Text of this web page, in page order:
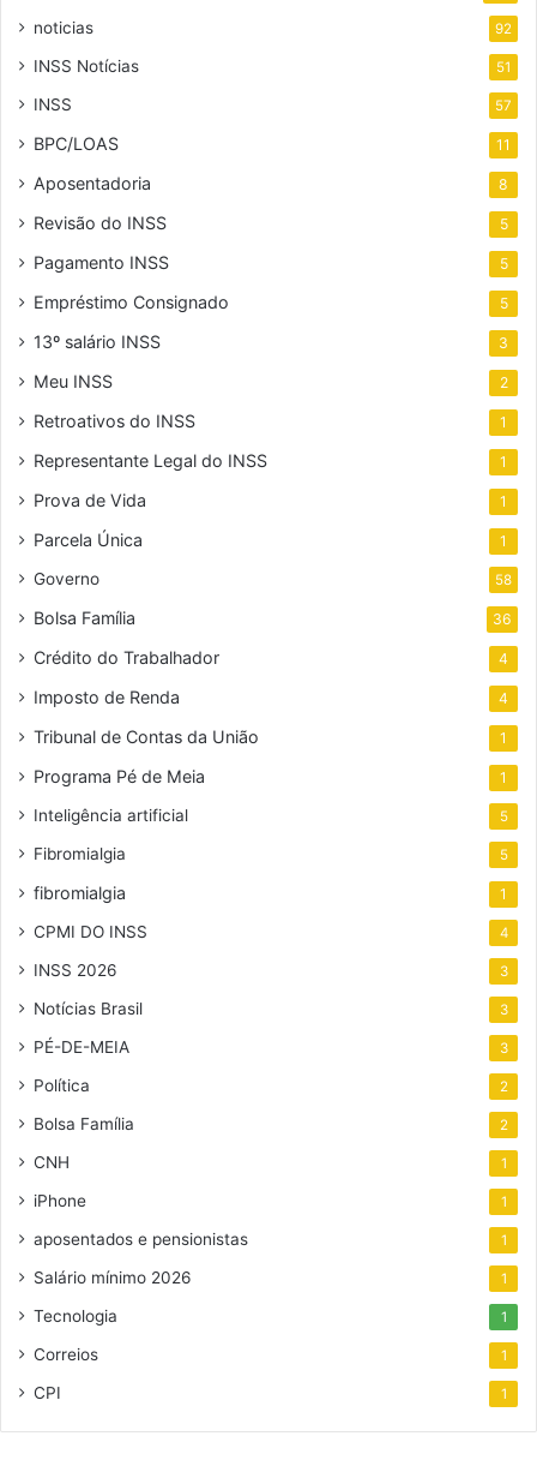
noticias 92
INSS Notícias 51
INSS 57
BPC/LOAS 11
Aposentadoria 8
Revisão do INSS 5
Pagamento INSS 5
Empréstimo Consignado 5
13º salário INSS 3
Meu INSS 2
Retroativos do INSS 1
Representante Legal do INSS 1
Prova de Vida 1
Parcela Única 1
Governo 58
Bolsa Família 36
Crédito do Trabalhador 4
Imposto de Renda 4
Tribunal de Contas da União 1
Programa Pé de Meia 1
Inteligência artificial 5
Fibromialgia 5
fibromialgia 1
CPMI DO INSS 4
INSS 2026 3
Notícias Brasil 3
PÉ-DE-MEIA 3
Política 2
Bolsa Família 2
CNH 1
iPhone 1
aposentados e pensionistas 1
Salário mínimo 2026 1
Tecnologia 1
Correios 1
CPI 1